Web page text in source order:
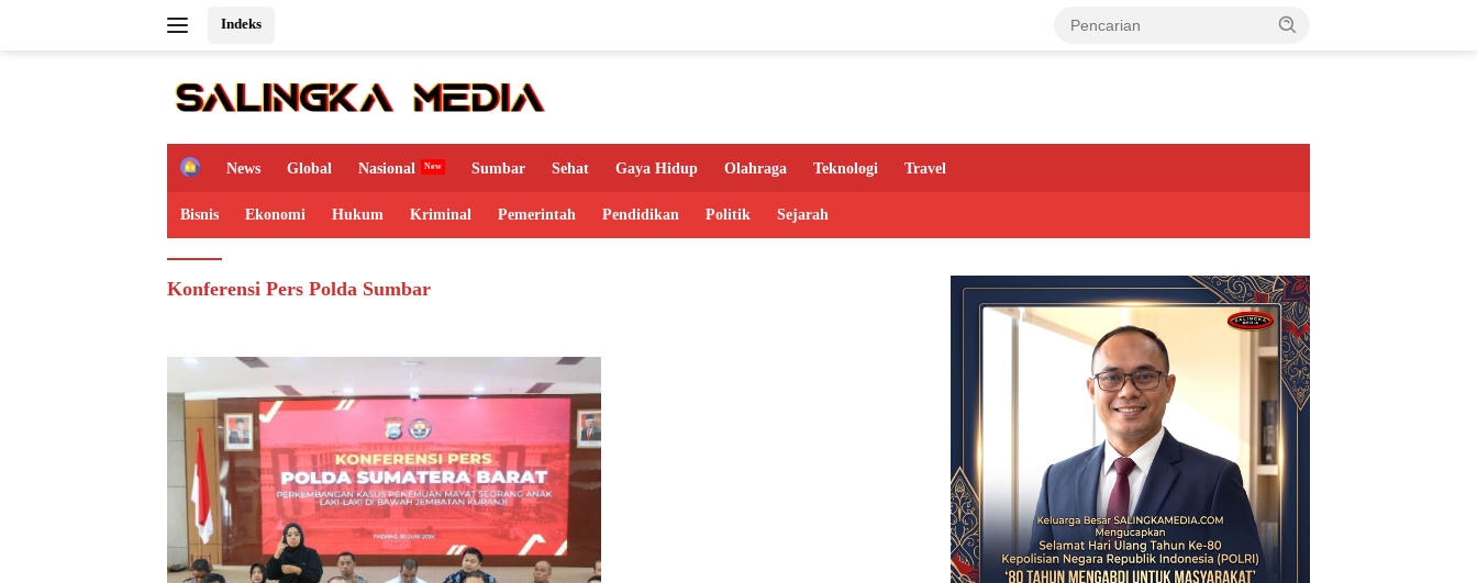
Indeks
H
m
e
News Global Nasional Sumbar Sehat Gaya Hidup Olahraga Teknologi Travel
Bisnis Ekonomi Hukum Kriminal Pemerintah Pendidikan Politik Sejarah
Konferensi Pers Polda Sumbar